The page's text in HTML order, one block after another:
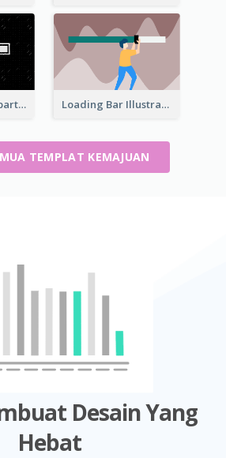
Loading Part Clipart Loading Bar Illustration
TEMPLAT KEMAJUAN
Desain Yang
Hebat